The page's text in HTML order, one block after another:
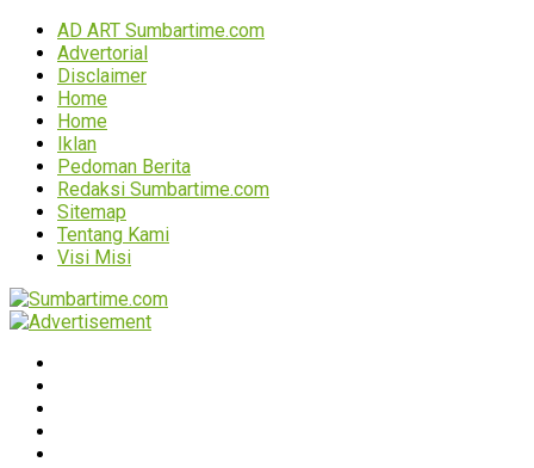
AD ART Sumbartime.com
Advertorial
Disclaimer
Home
Home
Iklan
Pedoman Berita
Redaksi Sumbartime.com
Sitemap
Tentang Kami
Visi Misi